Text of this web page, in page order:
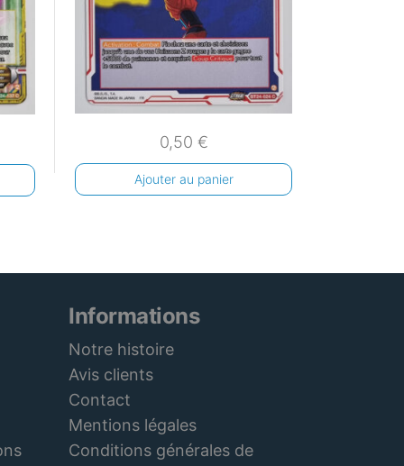
0,50 €
Ajouter au panier
Informations
Notre histoire
Avis clients
Contact
Mentions légales
Conditions générales de